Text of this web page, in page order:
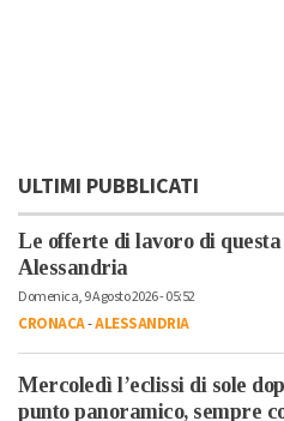
ULTIMI PUBBLICATI
Le offerte di lavoro di
Alessandria
Domenica, 9 Agosto 2026 - 05:52
CRONACA-ALESSANDRIA
Mercoledì l’eclissi di sole
punto panoramico, sempre